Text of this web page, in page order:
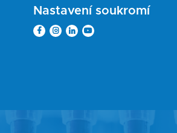
Nastavení soukromí